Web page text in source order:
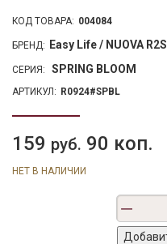
КОД ТОВАРА: 004084
БРЕНД: Easy Life / NUOVA R2S
СЕРИЯ: SPRING BLOOM
АРТИКУЛ: R0924#SPBL
159 руб. 90 коп.
НЕТ В НАЛИЧИИ